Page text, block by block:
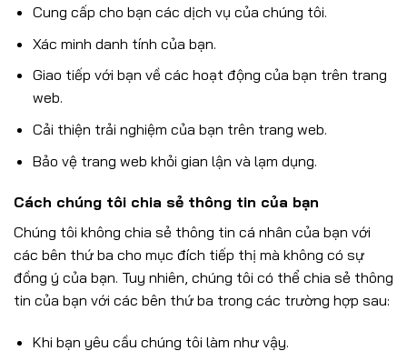
Cung cấp cho bạn các dịch vụ của chúng tôi.
Xác minh danh tính của bạn.
Giao tiếp với bạn về các hoạt động của bạn trên trang
web.
Cải thiện trải nghiệm của bạn trên trang web.
Bảo vệ trang web khỏi gian lận và lạm dụng.
Cách chúng tôi chia sẻ thông tin của bạn
Chúng tôi không chia sẻ thông tin cá nhân của bạn với
các bên thứ ba cho mục đích tiếp thị mà không có sự
đồng ý của bạn. Tuy nhiên, chúng tôi có thể chia sẻ thông
tin của bạn với các bên thứ ba trong các trường hợp sau:
Khi bạn yêu cầu chúng tôi làm như vậy.